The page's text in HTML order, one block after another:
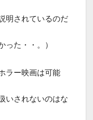
明されているのだ
た・・。）
ラー映画は可能
いされないのはな